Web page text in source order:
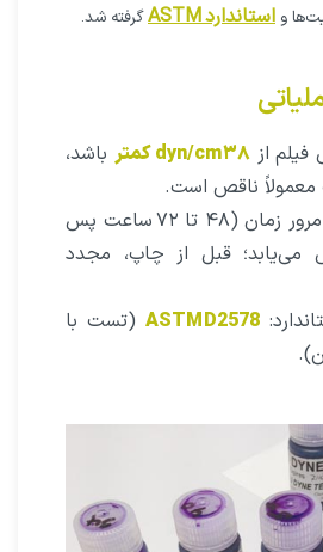
و استاندارد ASTM گرفته شد.
فیلم از۳۸ dyn/cm کمتر
باشد،
ناقص است.
انرژی سطحی به‌مرور زمان (۴۸ تا ۷۲ ساعت پس
می‌یابد؛ قبل از چاپ، مجدد
ASTM D2578 (تست با